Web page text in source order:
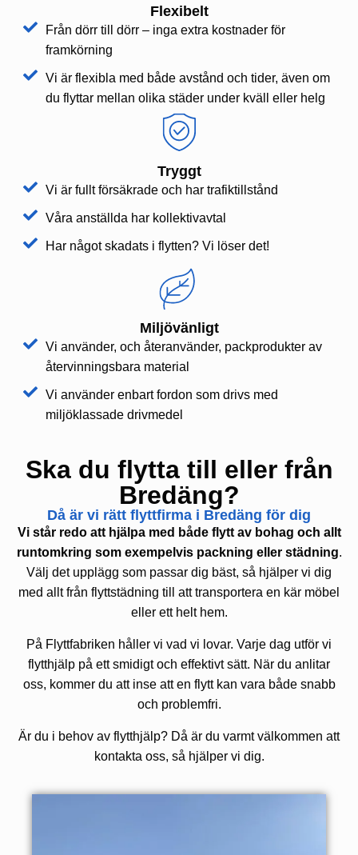
Flexibelt
Från dörr till dörr – inga extra kostnader för
framkörning
Vi är flexibla med både avstånd och tider, även om
du flyttar mellan olika städer under kväll eller helg
Tryggt
Vi är fullt försäkrade och har trafiktillstånd
Våra anställda har kollektivavtal
Har något skadats i flytten? Vi löser det!
Miljövänligt
Vi använder, och återanvänder, packprodukter av
återvinningsbara material
Vi använder enbart fordon som drivs med
miljöklassade drivmedel
Ska du flytta till eller från
Bredäng?
Då är vi rätt flyttfirma i Bredäng för dig
Vi står redo att hjälpa med både flytt av bohag och allt
runtomkring som exempelvis packning eller städning.
Välj det upplägg som passar dig bäst, så hjälper vi dig
med allt från flyttstädning till att transportera en kär möbel
eller ett helt hem.
På Flyttfabriken håller vi vad vi lovar. Varje dag utför vi
flytthjälp på ett smidigt och effektivt sätt. När du anlitar
oss, kommer du att inse att en flytt kan vara både snabb
och problemfri.
Är du i behov av flytthjälp? Då är du varmt välkommen att
kontakta oss, så hjälper vi dig.